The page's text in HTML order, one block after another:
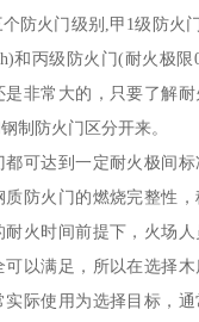
防火门级别,甲1级防火
和丙级防火门(耐火极限
是非常大的，只要了解
制防火门区分开来。
达到一定耐火极间标
防火门的燃烧完整性
火时间前提下，火场
可以满足，所以在选择
实际使用为选择目标，